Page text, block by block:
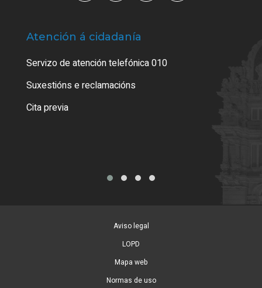
Atención á cidadanía
Servizo de atención telefónica 010
Suxestións e reclamacións
Cita previa
Aviso legal
LOPD
Mapa web
Normas de uso